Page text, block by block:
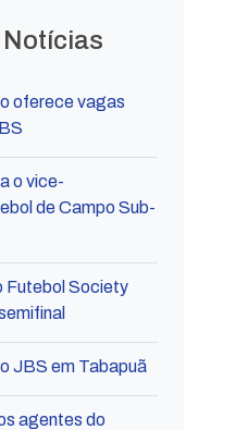
oferece vagas
o vice-
de Campo Sub-
Futebol Society
JBS em Tabapuã
agentes do